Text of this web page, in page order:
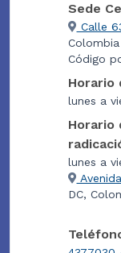
Sede
Calle
Colombia
Código
Horario
lunes a
Horario
lunes a
DC,